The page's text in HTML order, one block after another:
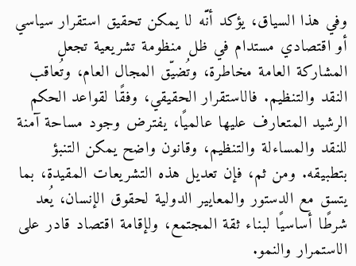
وفي هذا السياق، يؤكد أنَّه لا يمكن تحقيق استقرار سياسي
أو اقتصادي مستدام في ظل منظومة تشريعية تجعل
المشاركة العامة مخاطرة، وتُضيّق المجال العام، وتُعاقب
النقد والتنظيم. فالاستقرار الحقيقي، وفقًا لقواعد الحكم
الرشيد المتعارف عليها عالميًا، يفترض وجود مساحة آمنة
للنقد والمساءلة والتنظيم، وقانون واضح يمكن التنبؤ
بتطبيقه. ومن ثم، فإن تعديل هذه التشريعات المقيدة، بما
يتسق مع الدستور والمعايير الدولية لحقوق الإنسان، يُعد
شرطًا أساسيًا لبناء ثقة المجتمع، ولإقامة اقتصاد قادر على
الاستمرار والنمو.